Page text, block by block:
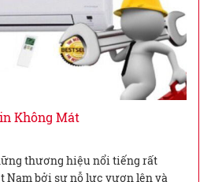
Không Mát
thương hiệu nổi tiếng rất
bởi sự nỗ lực vươn lên và